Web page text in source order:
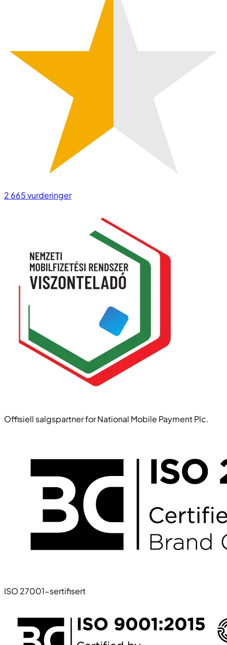
2 665vurderinger
Offisiell salgspartner for National Mobile Payment Plc.
ISO 27001-sertifisert